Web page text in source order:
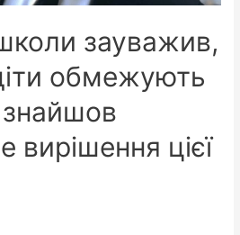
зауважив,
обмежують
знайшов
вирішення цієї